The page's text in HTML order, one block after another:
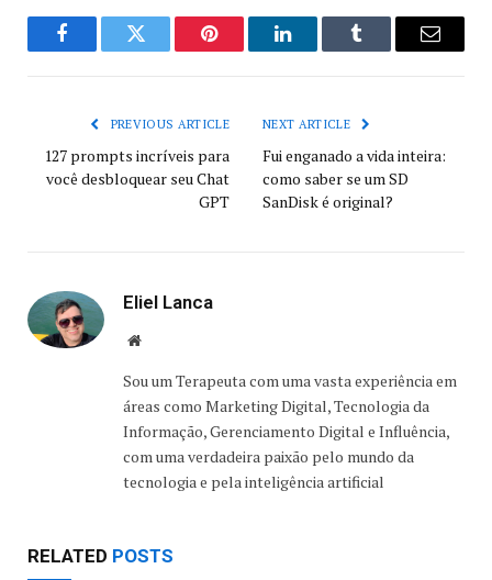
FacebookTwitter Pinterest LinkedInTumblr Email
PREVIOUS ARTICLE
127 prompts incríveis para
você desbloquear seu Chat
GPT
NEXT ARTICLE
Fui enganado a vida inteira:
como saber se um SD
SanDisk é original?
Eliel Lanca
Website
Sou um Terapeuta com uma vasta experiência em
áreas como Marketing Digital, Tecnologia da
Informação, Gerenciamento Digital e Influência,
com uma verdadeira paixão pelo mundo da
tecnologia e pela inteligência artificial
RELATED POSTS